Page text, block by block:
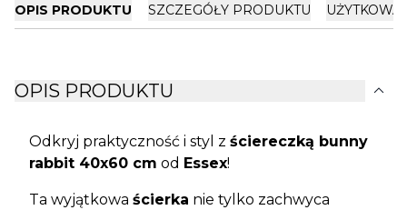
OPIS PRODUKTU SZCZEGÓŁY PRODUKTU
OPIS PRODUKTU expand_more
Odkryj praktyczność i styl z ściereczką bunny
rabbit 40x60 cm od Essex!
Ta wyjątkowa ścierka nie tylko zachwyca